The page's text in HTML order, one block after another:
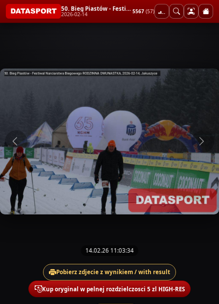
50. Bieg Piastów - Festiwal Narciarstwa Biegowego RODZINNA DWUNASTKA
2026-02-14 5567 (57)
14.02.26 11:03:34
Pobierz zdjecie z wynikiem / with result
Kup oryginal w pelnej rozdzielczosci 5 zl HIGH-RES